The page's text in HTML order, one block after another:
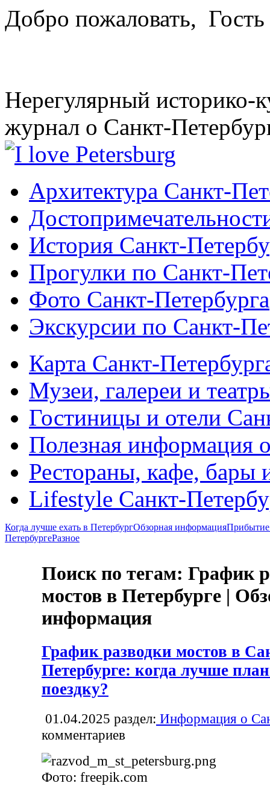
Добро пожаловать, Гость
Нерегулярный историко-
журнал о Санкт-
Архитектура Санкт-
История Санкт-
Прогулки по Санкт-
Фото Санкт-Петербурга
Экскурсии по Санкт-
Карта Санкт-
Музеи, галереи и
Гостиницы и отели
Полезная информация
Рестораны, кафе, бары
Lifestyle Санкт-
Когда лучше ехать в ПетербургОбзорная информацияПрибытие
ПетербургеРазное
Поиск по тегам: График
мостов в Петербурге |
информация
График разводки мостов в
Петербурге: когда лучше
поездку?
01.04.2025 раздел: Информация о
комментариев
Фото: freepik.com